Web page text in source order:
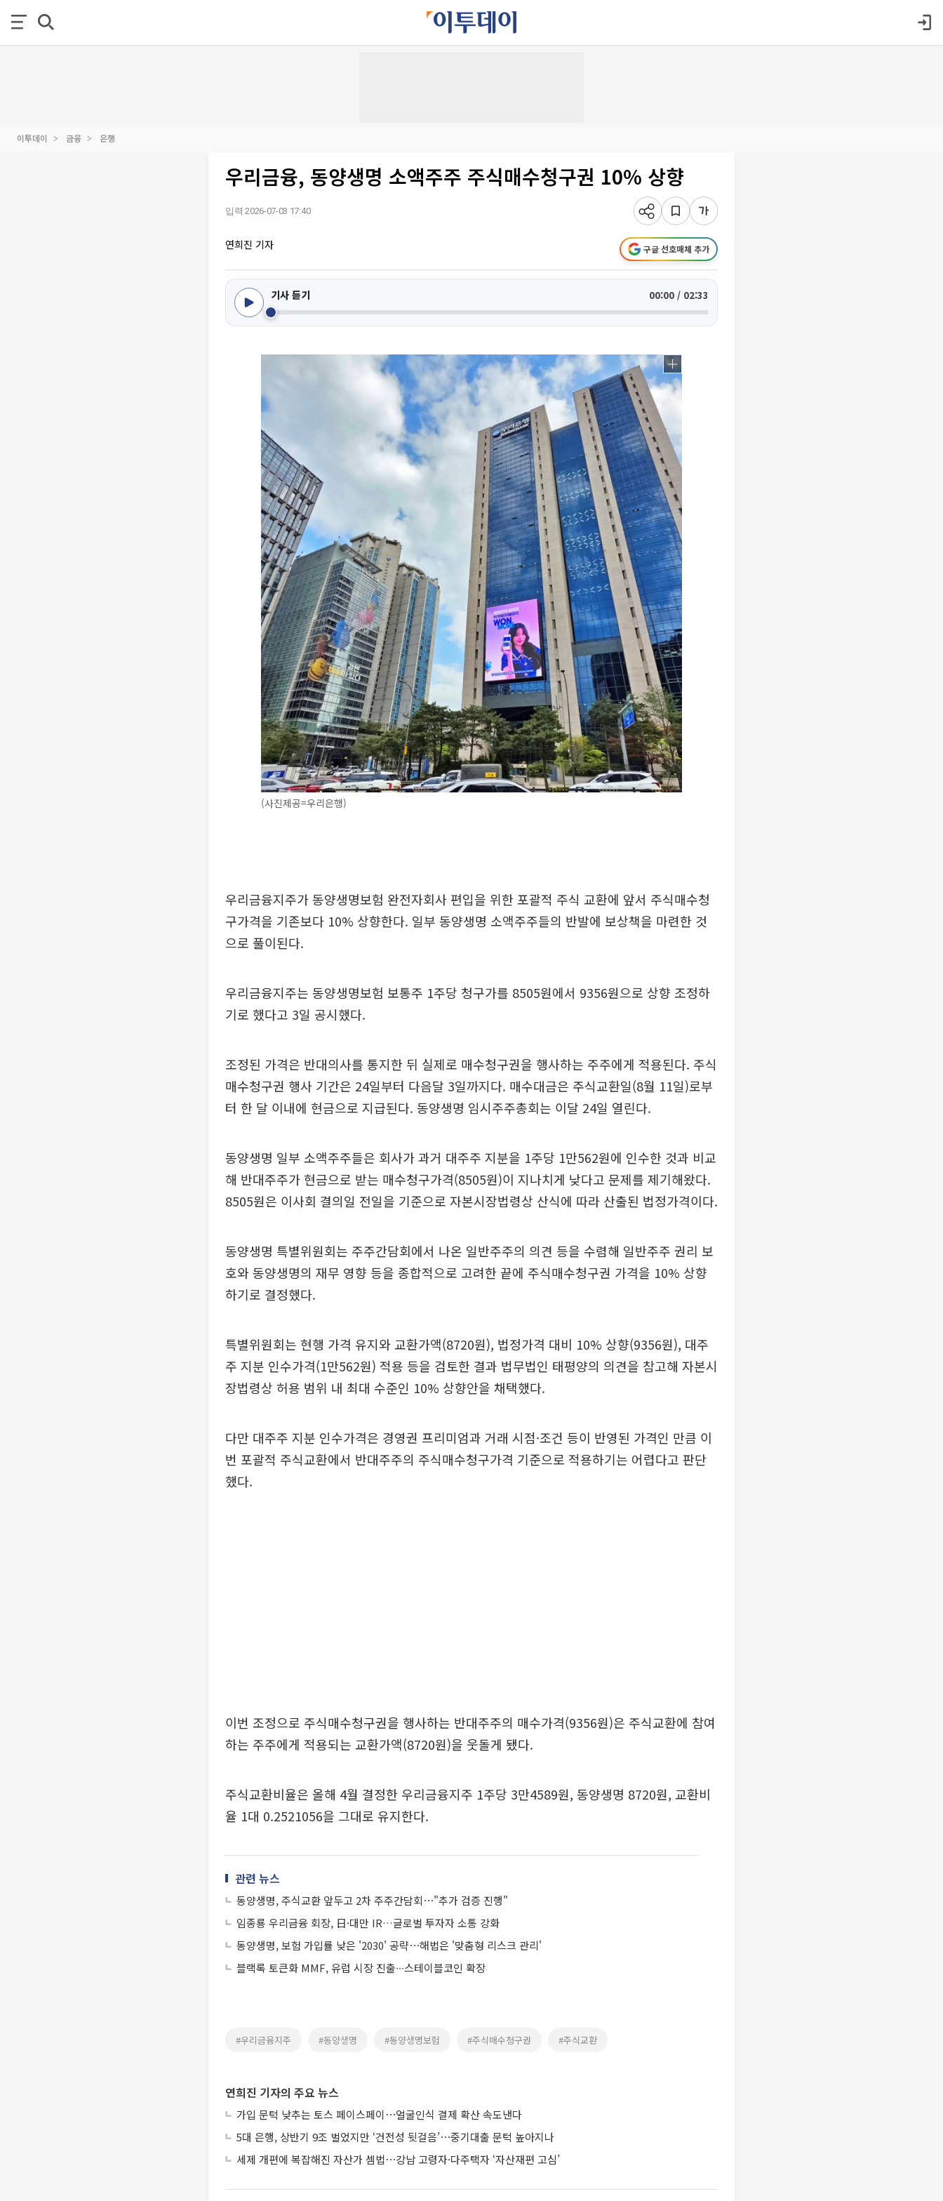
이투데이 금융 은행
우리금융, 동양생명 소액주주 주식매수청구권 10% 상향
입력 2026-07-03 17:40
연희진 기자 구글 선호매체 추가
기사 듣기 00:00 / 02:33
(사진제공=우리은행)
우리금융지주가 동양생명보험 완전자회사 편입을 위한 포괄적 주식 교환에 앞서 주식매수청
구가격을 기존보다 10% 상향한다. 일부 동양생명 소액주주들의 반발에 보상책을 마련한 것
으로 풀이된다.
우리금융지주는 동양생명보험 보통주 1주당 청구가를 8505원에서 9356원으로 상향 조정하
기로 했다고 3일 공시했다.
조정된 가격은 반대의사를 통지한 뒤 실제로 매수청구권을 행사하는 주주에게 적용된다. 주식
매수청구권 행사 기간은 24일부터 다음달 3일까지다. 매수대금은 주식교환일(8월 11일)로부
터 한 달 이내에 현금으로 지급된다. 동양생명 임시주주총회는 이달 24일 열린다.
동양생명 일부 소액주주들은 회사가 과거 대주주 지분을 1주당 1만562원에 인수한 것과 비교
해 반대주주가 현금으로 받는 매수청구가격(8505원)이 지나치게 낮다고 문제를 제기해왔다.
8505원은 이사회 결의일 전일을 기준으로 자본시장법령상 산식에 따라 산출된 법정가격이다.
동양생명 특별위원회는 주주간담회에서 나온 일반주주의 의견 등을 수렴해 일반주주 권리 보
호와 동양생명의 재무 영향 등을 종합적으로 고려한 끝에 주식매수청구권 가격을 10% 상향
하기로 결정했다.
특별위원회는 현행 가격 유지와 교환가액(8720원), 법정가격 대비 10% 상향(9356원), 대주
주 지분 인수가격(1만562원) 적용 등을 검토한 결과 법무법인 태평양의 의견을 참고해 자본시
장법령상 허용 범위 내 최대 수준인 10% 상향안을 채택했다.
다만 대주주 지분 인수가격은 경영권 프리미엄과 거래 시점·조건 등이 반영된 가격인 만큼 이
번 포괄적 주식교환에서 반대주주의 주식매수청구가격 기준으로 적용하기는 어렵다고 판단
했다.
이번 조정으로 주식매수청구권을 행사하는 반대주주의 매수가격(9356원)은 주식교환에 참여
하는 주주에게 적용되는 교환가액(8720원)을 웃돌게 됐다.
주식교환비율은 올해 4월 결정한 우리금융지주 1주당 3만4589원, 동양생명 8720원, 교환비
율 1대 0.2521056을 그대로 유지한다.
관련 뉴스
동양생명, 주식교환 앞두고 2차 주주간담회⋯"추가 검증 진행"
임종룡 우리금융 회장, 日·대만 IR…글로벌 투자자 소통 강화
동양생명, 보험 가입률 낮은 '2030' 공략⋯해법은 '맞춤형 리스크 관리'
블랙록 토큰화 MMF, 유럽 시장 진출∙∙∙스테이블코인 확장
#우리금융지주 #동양생명 #동양생명보험 #주식매수청구권 #주식교환
연희진 기자의 주요 뉴스
가입 문턱 낮추는 토스 페이스페이⋯얼굴인식 결제 확산 속도낸다
5대 은행, 상반기 9조 벌었지만 ‘건전성 뒷걸음’⋯중기대출 문턱 높아지나
세제 개편에 복잡해진 자산가 셈법⋯강남 고령자·다주택자 ‘자산재편 고심’